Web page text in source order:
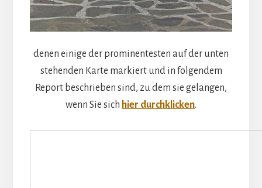
denen einige der prominentesten auf der unten
stehenden Karte markiert und in folgendem
Report beschrieben sind, zu dem sie gelangen,
wenn Sie sich hier durchklicken.